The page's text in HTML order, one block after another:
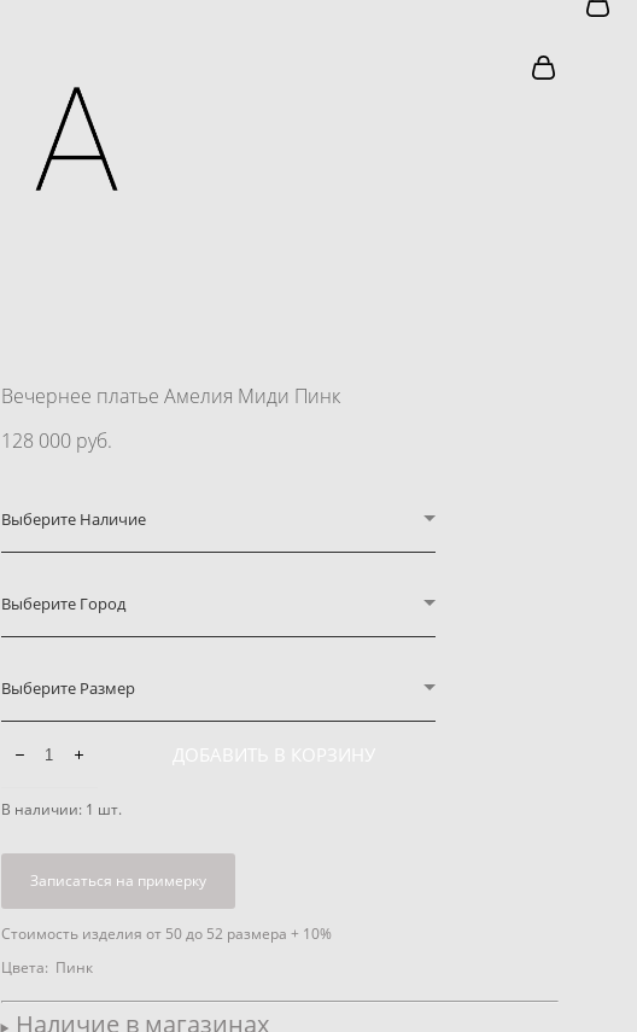
Вечернее платье Амелия Миди Пинк
128 000 pуб.
Выберите Наличие
Выберите Город
Выберите Размер
В наличии: 1 шт.
ДОБАВИТЬ В КОРЗИНУ
Записаться на примерку
Стоимость изделия от 50 до 52 размера + 10%
Цвета: Пинк
Наличие в магазинах